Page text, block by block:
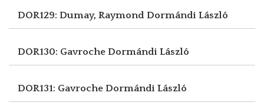
DOR129: Dumay, Raymond Dormándi László
DOR130: Gavroche Dormándi László
DOR131: Gavroche Dormándi László